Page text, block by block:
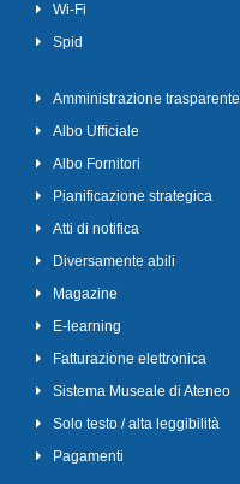
Wi-Fi
Spid
Amministrazione trasparente
Albo Ufficiale
Albo Fornitori
Pianificazione strategica
Atti di notifica
Diversamente abili
Magazine
E-learning
Fatturazione elettronica
Sistema Museale di Ateneo
Solo testo / alta leggibilità
Pagamenti